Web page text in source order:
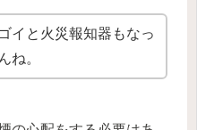
イと火災報知器もなっ
ね。